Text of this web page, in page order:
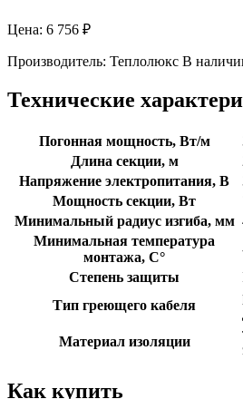
Цена: 6 756 ₽
Производитель: Теплолюкс В
Технические
Погонная мощность, Вт/м
Длина секции, м
Напряжение электропитания, В
Мощность секции, Вт
Минимальный радиус изгиба, мм
Минимальная температура
монтажа, С°
Степень защиты
Тип греющего кабеля
Материал изоляции
Как купить